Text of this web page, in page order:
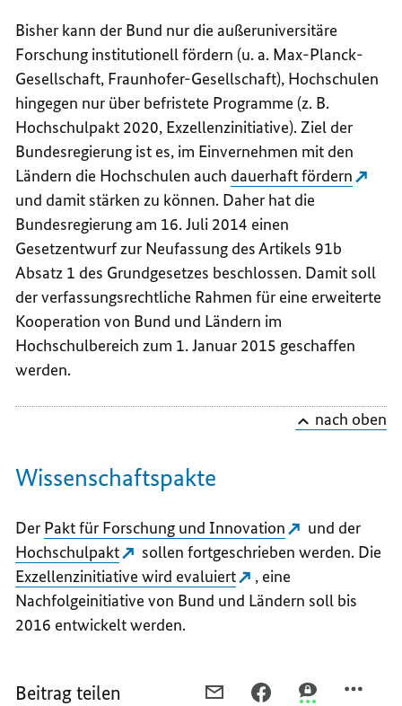
Bisher kann der Bund nur die außeruniversitäre
Forschung institutionell fördern (u. a. Max-Planck-
Gesellschaft, Fraunhofer-Gesellschaft), Hochschulen
hingegen nur über befristete Programme (z. B.
Hochschulpakt 2020, Exzellenzinitiative). Ziel der
Bundesregierung ist es, im Einvernehmen mit den
Ländern die Hochschulen auch dauerhaft fördern
und damit stärken zu können. Daher hat die
Bundesregierung am 16. Juli 2014 einen
Gesetzentwurf zur Neufassung des Artikels 91b
Absatz 1 des Grundgesetzes beschlossen. Damit soll
der verfassungsrechtliche Rahmen für eine erweiterte
Kooperation von Bund und Ländern im
Hochschulbereich zum 1. Januar 2015 geschaffen
werden.
nach oben
Wissenschaftspakte
Der Pakt für Forschung und Innovation
und der
Hochschulpakt
sollen fortgeschrieben werden. Die
Exzellenzinitiative wird evaluiert
, eine
Nachfolgeinitiative von Bund und Ländern soll bis
2016 entwickelt werden.
Beitrag teilen